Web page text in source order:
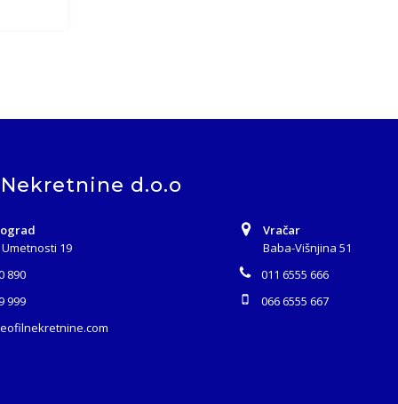
d.o.o
19
890
999
Vračar
Baba-Višnjina 51
011 6555 666
066 6555 667